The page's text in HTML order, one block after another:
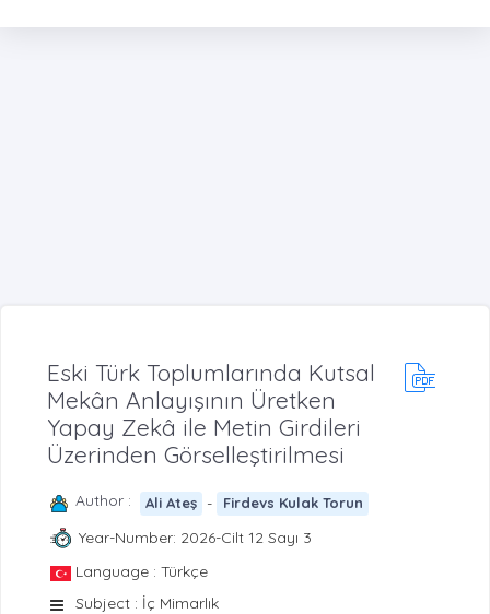
Eski Türk Toplumlarında Kutsal
Mekân Anlayışının Üretken
Yapay Zekâ ile Metin Girdileri
Üzerinden Görselleştirilmesi
Author : Ali Ateş - Firdevs Kulak Torun
Year-Number: 2026-Cilt 12 Sayı 3
Language : Türkçe
Subject : İç Mimarlık